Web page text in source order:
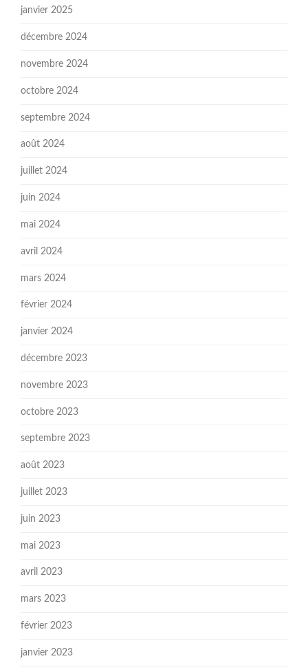
janvier 2025
décembre 2024
novembre 2024
octobre 2024
septembre 2024
août 2024
juillet 2024
juin 2024
mai 2024
avril 2024
mars 2024
février 2024
janvier 2024
décembre 2023
novembre 2023
octobre 2023
septembre 2023
août 2023
juillet 2023
juin 2023
mai 2023
avril 2023
mars 2023
février 2023
janvier 2023